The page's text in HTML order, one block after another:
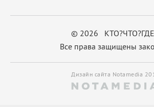
© 2026
Все права защищены
Дизайн сайта Notamedia